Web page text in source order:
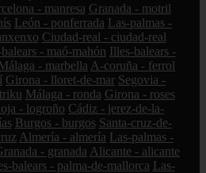
- manresa Granada - motril
León - ponferrada Las-palmas -
Ciudad-real - ciudad-real
- maó-mahón Illes-balears -
- marbella A-coruña - ferrol
Girona - lloret-de-mar Segovia -
Málaga - ronda Girona - roses
- logroño Cádiz - jerez-de-la-
Burgos - burgos Santa-cruz-de-
Almería - almería Las-palmas -
- granada Alicante - alicante
balears - palma-de-mallorca Las-